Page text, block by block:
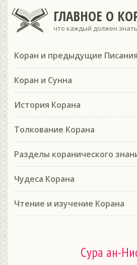
ГЛАВНОЕ О
что каждый должен знать
Коран и предыдущие Писания
Коран и Сунна
История Корана
Толкование Корана
Разделы коранического
Чудеса Корана
Чтение и изучение Корана
Сура ан-